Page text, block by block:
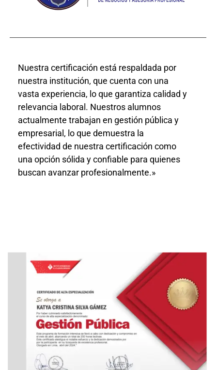
Nuestra certificación está respaldada por
nuestra institución, que cuenta con una
vasta experiencia, lo que garantiza calidad y
relevancia laboral. Nuestros alumnos
actualmente trabajan en gestión pública y
empresarial, lo que demuestra la
efectividad de nuestra certificación como
una opción sólida y confiable para quienes
buscan avanzar profesionalmente.»